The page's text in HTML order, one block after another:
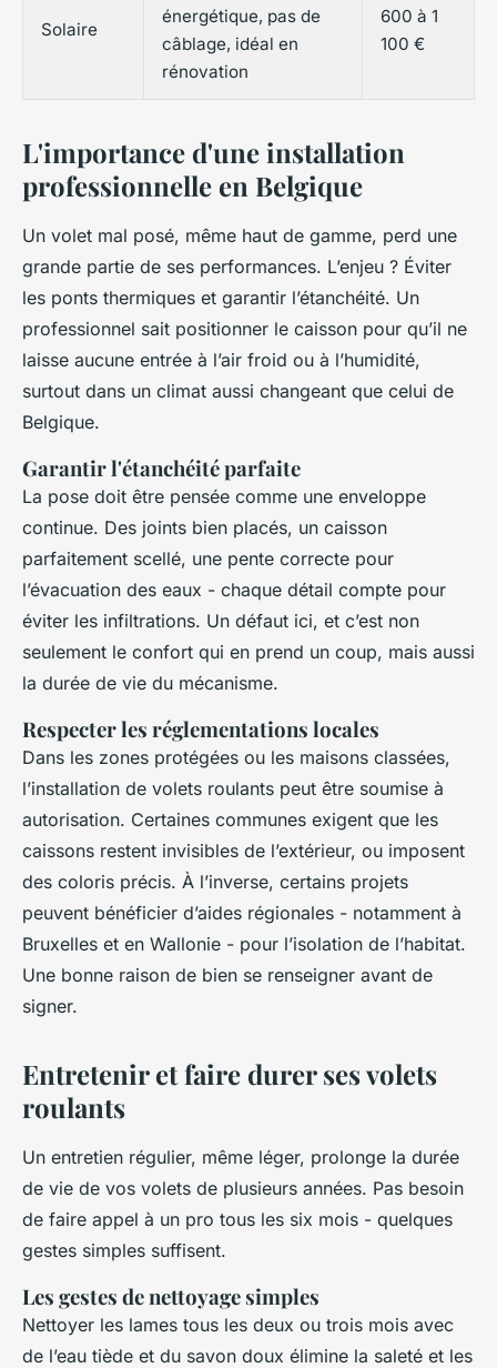
Solaire
énergétique, pas de
câblage, idéal en
rénovation
600 à 1
100 €
L'importance d'une installation
professionnelle en Belgique
Un volet mal posé, même haut de gamme, perd une
grande partie de ses performances. L’enjeu ? Éviter
les ponts thermiques et garantir l’étanchéité. Un
professionnel sait positionner le caisson pour qu’il ne
laisse aucune entrée à l’air froid ou à l’humidité,
surtout dans un climat aussi changeant que celui de
Belgique.
Garantir l'étanchéité parfaite
La pose doit être pensée comme une enveloppe
continue. Des joints bien placés, un caisson
parfaitement scellé, une pente correcte pour
l’évacuation des eaux - chaque détail compte pour
éviter les infiltrations. Un défaut ici, et c’est non
seulement le confort qui en prend un coup, mais aussi
la durée de vie du mécanisme.
Respecter les réglementations locales
Dans les zones protégées ou les maisons classées,
l’installation de volets roulants peut être soumise à
autorisation. Certaines communes exigent que les
caissons restent invisibles de l’extérieur, ou imposent
des coloris précis. À l’inverse, certains projets
peuvent bénéficier d’aides régionales - notamment à
Bruxelles et en Wallonie - pour l’isolation de l’habitat.
Une bonne raison de bien se renseigner avant de
signer.
Entretenir et faire durer ses volets
roulants
Un entretien régulier, même léger, prolonge la durée
de vie de vos volets de plusieurs années. Pas besoin
de faire appel à un pro tous les six mois - quelques
gestes simples suffisent.
Les gestes de nettoyage simples
Nettoyer les lames tous les deux ou trois mois avec
de l’eau tiède et du savon doux élimine la saleté et les